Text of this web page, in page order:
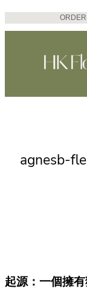
Skip
to
agnesb-
起源：一個擁